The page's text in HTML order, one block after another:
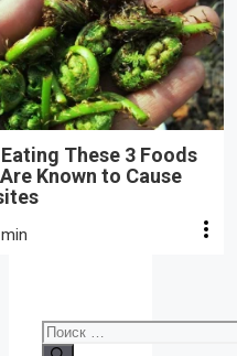
These 3 Foods
Known to Cause
Поиск: